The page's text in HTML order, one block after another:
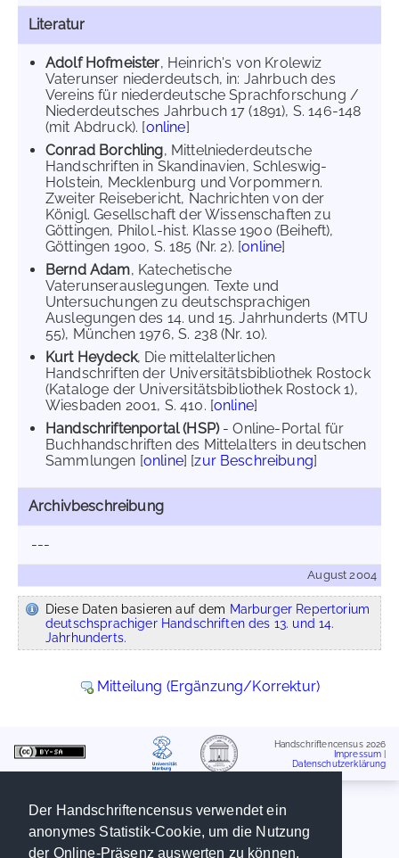
Der Handschriftencensus verwendet ein
anonymes Statistik-Cookie, um die Nutzung
der Online-Präsenz auswerten zu können.
Literatur
Adolf Hofmeister, Heinrich's von Krolewiz
Vaterunser niederdeutsch, in: Jahrbuch des
Vereins für niederdeutsche Sprachforschung /
Niederdeutsches Jahrbuch 17 (1891), S. 146-148
(mit Abdruck). [online]
Conrad Borchling, Mittelniederdeutsche
Handschriften in Skandinavien, Schleswig-
Holstein, Mecklenburg und Vorpommern.
Zweiter Reisebericht, Nachrichten von der
Königl. Gesellschaft der Wissenschaften zu
Göttingen, Philol.-hist. Klasse 1900 (Beiheft),
Göttingen 1900, S. 185 (Nr. 2). [online]
Bernd Adam, Katechetische
Vaterunserauslegungen. Texte und
Untersuchungen zu deutschsprachigen
Auslegungen des 14. und 15. Jahrhunderts (MTU
55), München 1976, S. 238 (Nr. 10).
Kurt Heydeck, Die mittelalterlichen
Handschriften der Universitätsbibliothek Rostock
(Kataloge der Universitätsbibliothek Rostock 1),
Wiesbaden 2001, S. 410. [online]
Handschriftenportal (HSP)- Online-Portal für
Buchhandschriften des Mittelalters in deutschen
Sammlungen [online] [zur Beschreibung]
Archivbeschreibung
---
August 2004
Diese Daten basieren auf dem Marburger Repertorium
deutschsprachiger Handschriften des 13. und 14.
Jahrhunderts.
Mitteilung (Ergänzung/Korrektur)
Handschriftencensus 2026
Impressum
Datenschutzerklärung